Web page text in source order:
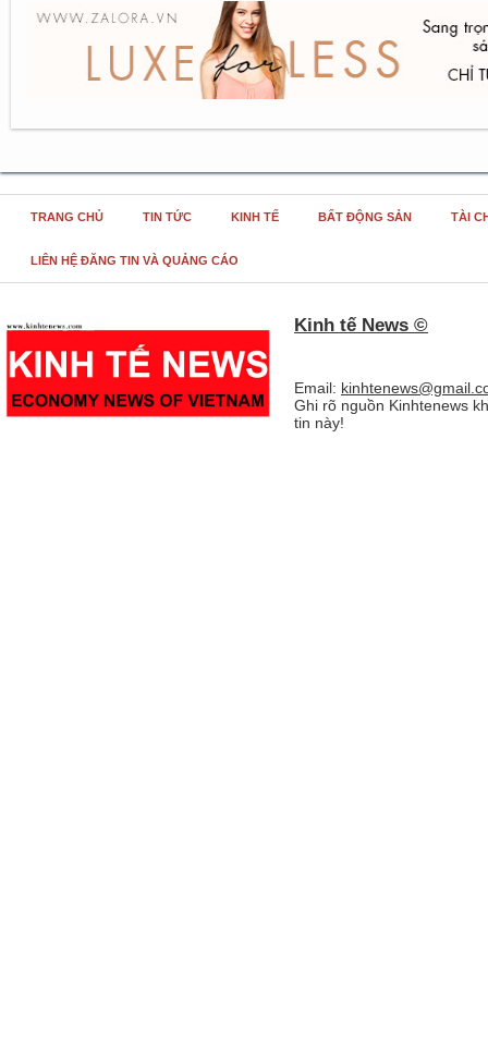
TRANG CHỦ TIN TỨC KINH TẾ BẤT ĐỘNG SẢN TÀI
LIÊN HỆ ĐĂNG TIN VÀ QUẢNG CÁO
Kinh tế News ©
Email:
Ghi rõ nguồn Kinhtenews
tin này!